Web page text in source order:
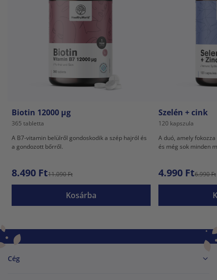
Biotin 12000 µg
365 tabletta
A B7-vitamin belülről gondoskodik a szép hajról és
a gondozott bőrről.
8.490 Ft11.090 Ft
Kosárba
Szelén + cink
120 kapszula
A duó, amely
és még sok minden
4.990 Ft6.990 Ft
Cég